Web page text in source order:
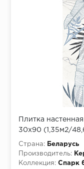
Плитка
30х90 (1,35м2/
Страна:
Беларусь
Производитель:
Коллекция: Спарк